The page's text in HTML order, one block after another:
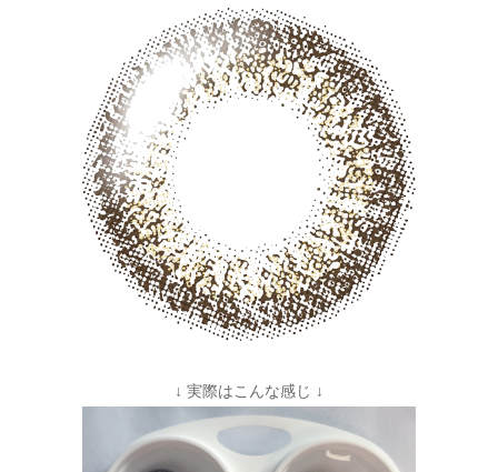
↓ 実際はこんな感じ ↓